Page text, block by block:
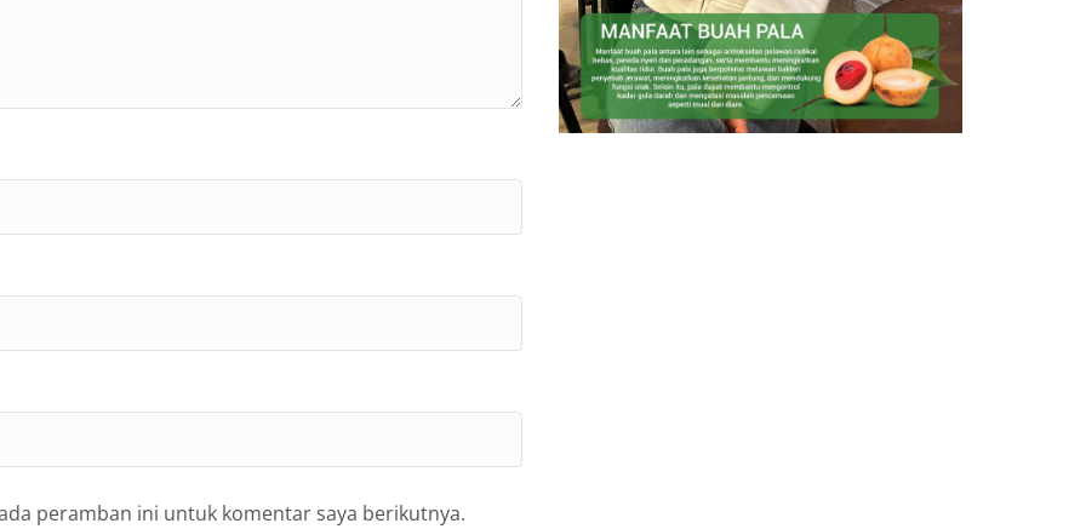
peramban ini untuk komentar saya berikutnya.